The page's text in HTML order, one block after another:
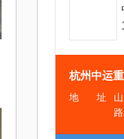
杭州中运
电 话
传 真
地 址